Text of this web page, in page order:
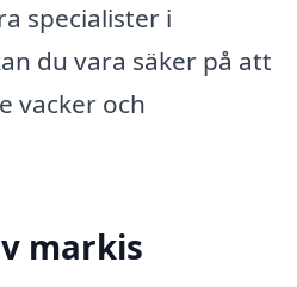
specialister i
du vara säker på att
vacker och
markis